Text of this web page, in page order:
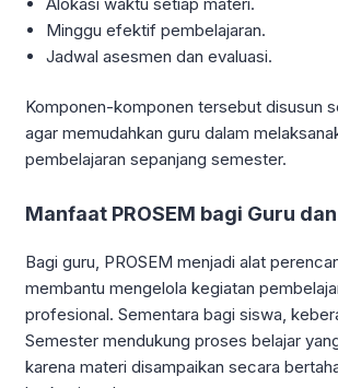
Minggu efektif pembelajaran.
Jadwal asesmen dan evaluasi.
Komponen-komponen tersebut disusun
agar memudahkan guru dalam
pembelajaran sepanjang semester.
Manfaat PROSEM bagi Guru
Bagi guru, PROSEM menjadi alat
membantu mengelola kegiatan
profesional. Sementara bagi siswa,
Semester mendukung proses belajar
karena materi disampaikan secara